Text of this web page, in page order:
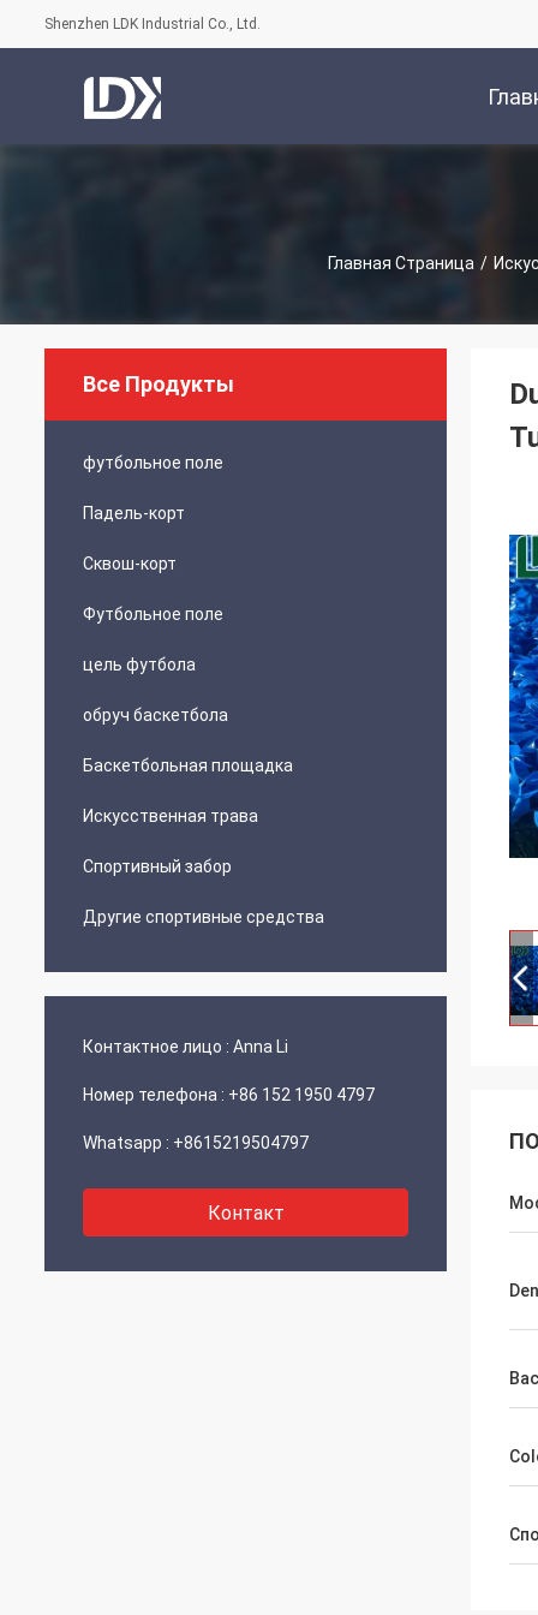
Shenzhen LDK Industrial Co., Ltd.
Главная Страница /
Все Продукты
футбольное поле
Падель-корт
Сквош-корт
Футбольное поле
цель футбола
обруч баскетбола
Баскетбольная площадка
Искусственная трава
Спортивный забор
Другие спортивные средства
Контактное лицо : Anna Li
Номер телефона : +86 152 1950 4797
Whatsapp : +8615219504797
Контакт